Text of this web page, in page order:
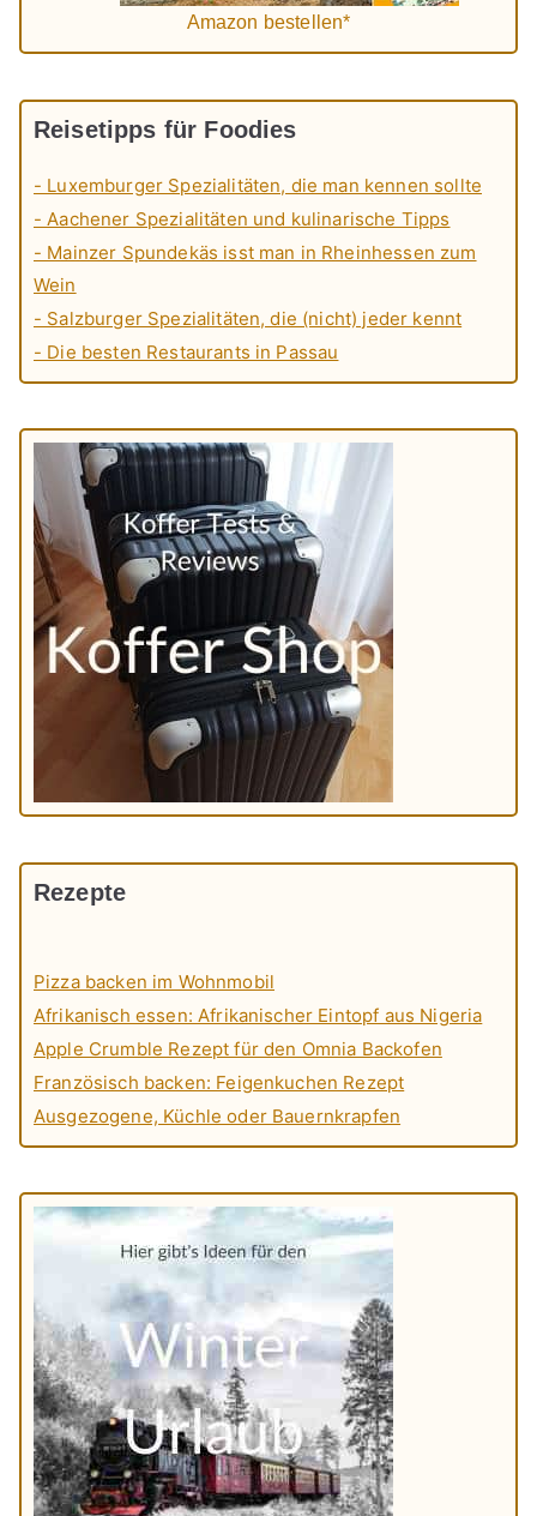
Amazon bestellen*
Reisetipps für Foodies
- Luxemburger Spezialitäten, die man kennen sollte
- Aachener Spezialitäten und kulinarische Tipps
- Mainzer Spundekäs isst man in Rheinhessen zum
Wein
- Salzburger Spezialitäten, die (nicht) jeder kennt
- Die besten Restaurants in Passau
Rezepte
Pizza backen im Wohnmobil
Afrikanisch essen: Afrikanischer Eintopf aus Nigeria
Apple Crumble Rezept für den Omnia Backofen
Französisch backen: Feigenkuchen Rezept
Ausgezogene, Küchle oder Bauernkrapfen